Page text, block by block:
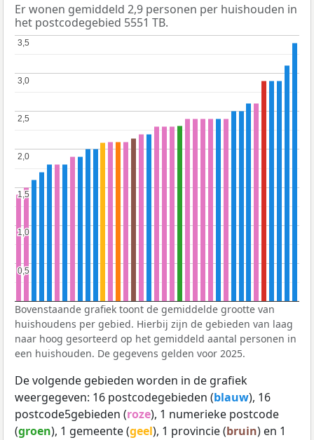
Er wonen gemiddeld 2,9 personen per huishouden in
het postcodegebied 5551 TB.
0,5
0,5
1,0
1,0
1,5
1,5
2,0
2,0
2,5
2,5
3,0
3,0
3,5
3,5
Bovenstaande grafiek toont de gemiddelde grootte van
huishoudens per gebied. Hierbij zijn de gebieden van laag
naar hoog gesorteerd op het gemiddeld aantal personen in
een huishouden. De gegevens gelden voor 2025.
De volgende gebieden worden in de grafiek
weergegeven: 16 postcodegebieden (blauw), 16
postcode5gebieden (roze), 1 numerieke postcode
(groen), 1 gemeente (geel), 1 provincie (bruin) en 1